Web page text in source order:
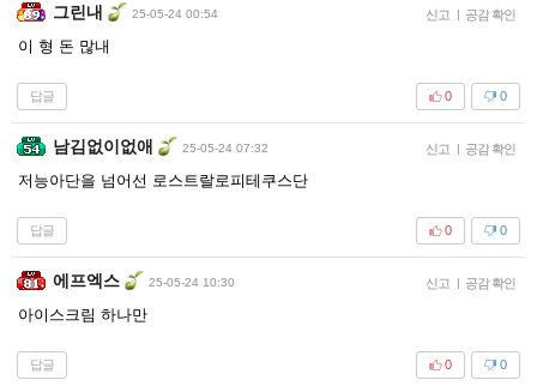
그린내 25-05-24 00:54 신고 | 공감 확인
이 형 돈 많내
답글 0
0
남김없이없애 25-05-24 07:32 신고 | 공감 확인
저능아단을 넘어선 로스트랄로피테쿠스단
답글 0
0
에프엑스 25-05-24 10:30 신고 | 공감 확인
아이스크림 하나만
답글 0
0